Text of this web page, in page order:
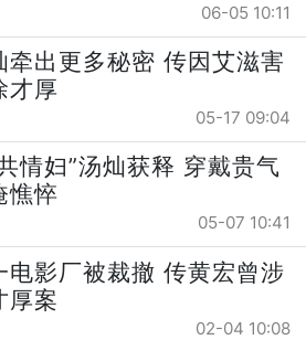
06-05 10:11
牵出更多秘密 传因艾滋害
才厚
05-17 09:04
情妇”汤灿获释 穿戴贵气
憔悴
05-07 10:41
电影厂被裁撤 传黄宏曾涉
厚案
02-04 10:08